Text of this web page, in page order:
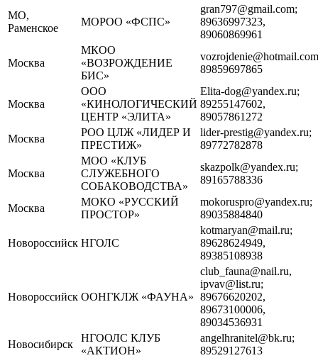
МО,
Раменское
МОРОО «ФСПС»
gran797@gmail.com;
89636997323,
89060869961
Москва
МКОО
«ВОЗРОЖДЕНИЕ
БИС»
89859697865
Москва
ООО
«КИНОЛОГИЧЕСКИЙ
ЦЕНТР «ЭЛИТА»
Elita-dog@yandex.ru;
89255147602,
89057861272
Москва
РОО ЦЛЖ «ЛИДЕР И
ПРЕСТИЖ»
lider-prestig@yandex.ru;
89772782878
Москва
МОО «КЛУБ
СЛУЖЕБНОГО
СОБАКОВОДСТВА»
skazpolk@yandex.ru;
89165788336
Москва
МОКО «РУССКИЙ
ПРОСТОР»
mokoruspro@yandex.ru;
89035884840
Новороссийск НГОЛС
kotmaryan@mail.ru;
89628624949,
89385108938
Новороссийск ООНГКЛЖ «ФАУНА»
club_fauna@nail.ru,
ipvav@list.ru;
89676620202,
89673100006,
89034536931
Новосибирск
НГООЛС КЛУБ
«АКТИОН»
angelhranitel@bk.ru;
89529127613